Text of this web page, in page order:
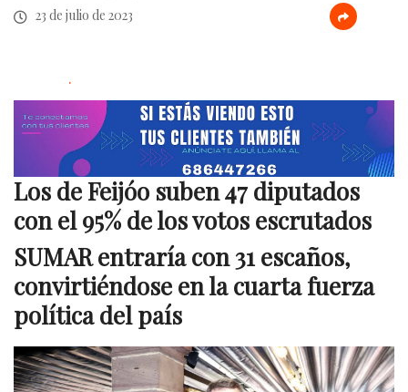
23 de julio de 2023
.
Los de Feijóo suben 47 diputados
con el 95% de los votos escrutados
SUMAR entraría con 31 escaños,
convirtiéndose en la cuarta fuerza
política del país